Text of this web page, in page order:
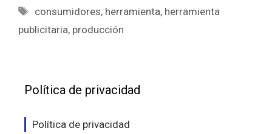
Etiquetas
consumidores, herramienta, herramienta
publicitaria, producción
Política de privacidad
Política de privacidad